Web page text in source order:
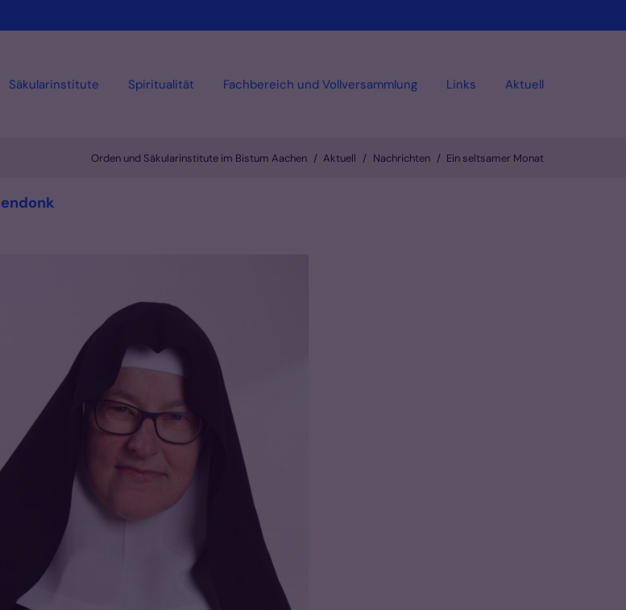
Säkularinstitute Spiritualität Fachbereich und Vollversammlung Links Aktuell
Orden und Säkularinstitute im Bistum Aachen Aktuell Nachrichten Ein seltsamer Monat